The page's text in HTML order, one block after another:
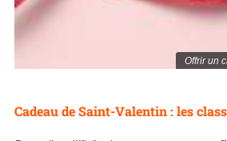
Offrir un
Cadeau de Saint-Valentin : les